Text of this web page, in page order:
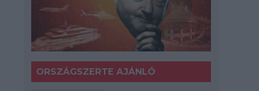
ORSZÁGSZERTE AJÁNLÓ